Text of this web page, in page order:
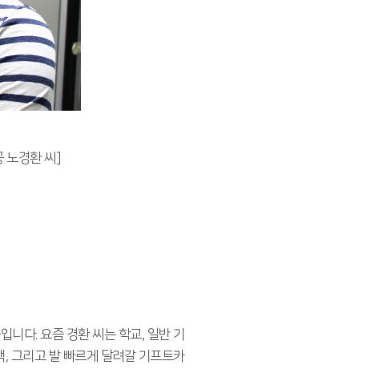
경환 씨]
니다. 요즘 경환 씨는 학교, 일반 기
그리고 발 빠르게 달려갈 기프트카